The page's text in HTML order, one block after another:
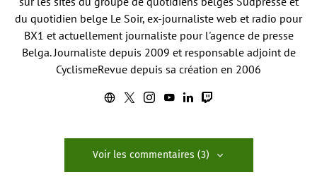
du quotidien belge Le Soir, ex-journaliste web et radio pour
BX1 et actuellement journaliste pour l'agence de presse
Belga. Journaliste depuis 2009 et responsable adjoint de
CyclismeRevue depuis sa création en 2006
Voir les commentaires (3)